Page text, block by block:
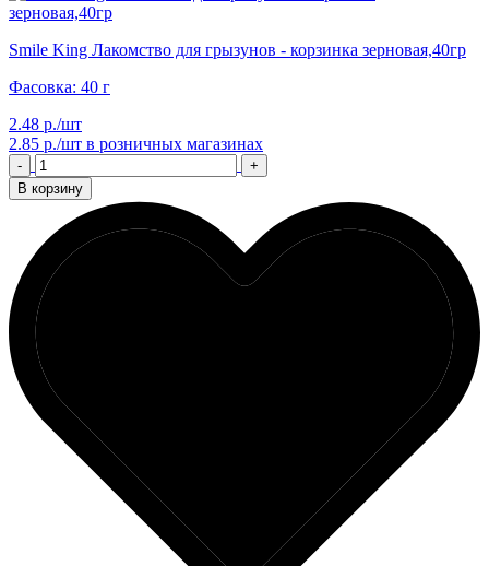
Smile King Лакомство для грызунов - корзинка зерновая,40гр
Фасовка: 40 г
2.48 р./шт
2.85 р./шт в розничных магазинах
-
+
В корзину